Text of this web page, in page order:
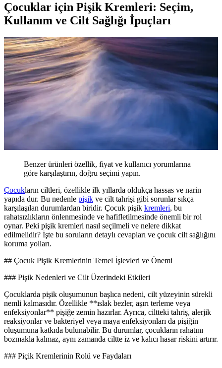
Çocuklar için Pişik Kremleri: Seçim,
Kullanım ve Cilt Sağlığı İpuçları
Benzer ürünleri özellik, fiyat ve kullanıcı yorumlarına
göre karşılaştırın, doğru seçimi yapın.
Çocukların ciltleri, özellikle ilk yıllarda oldukça hassas ve narin
yapıda dur. Bu nedenle pişik ve cilt tahrişi gibi sorunlar sıkça
karşılaşılan durumlardan biridir. Çocuk pişik kremleri, bu
rahatsızlıkların önlenmesinde ve hafifletilmesinde önemli bir rol
oynar. Peki pişik kremleri nasıl seçilmeli ve nelere dikkat
edilmelidir? İşte bu soruların detaylı cevapları ve çocuk cilt sağlığını
koruma yolları.
## Çocuk Pişik Kremlerinin Temel İşlevleri ve Önemi
### Pişik Nedenleri ve Cilt Üzerindeki Etkileri
Çocuklarda pişik oluşumunun başlıca nedeni, cilt yüzeyinin sürekli
nemli kalmasıdır. Özellikle **ıslak bezler, aşırı terleme veya
enfeksiyonlar** pişiğe zemin hazırlar. Ayrıca, ciltteki tahriş, alerjik
reaksiyonlar ve bakteriyel veya maya enfeksiyonları da pişiğin
oluşumuna katkıda bulunabilir. Bu durumlar, çocukların rahatını
bozmakla kalmaz, aynı zamanda ciltte iz ve kalıcı hasar riskini artırır.
### Piçik Kremlerinin Rolü ve Faydaları